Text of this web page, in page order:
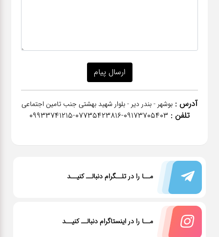
آدرس : بوشهر - بندر دیر - بلوار شهید بهشتی جنب تامین اجتماعی
تلفن : ٠٩١٧٣٧٠٥٤٠٣-07735423816-09933741215
مــا را در تلــگرام دنبالــ کنیــد
مــا را در اینستاگرام دنبالــ کنیــد